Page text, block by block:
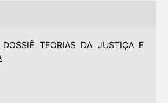
TEORIAS DA JUSTIÇA E